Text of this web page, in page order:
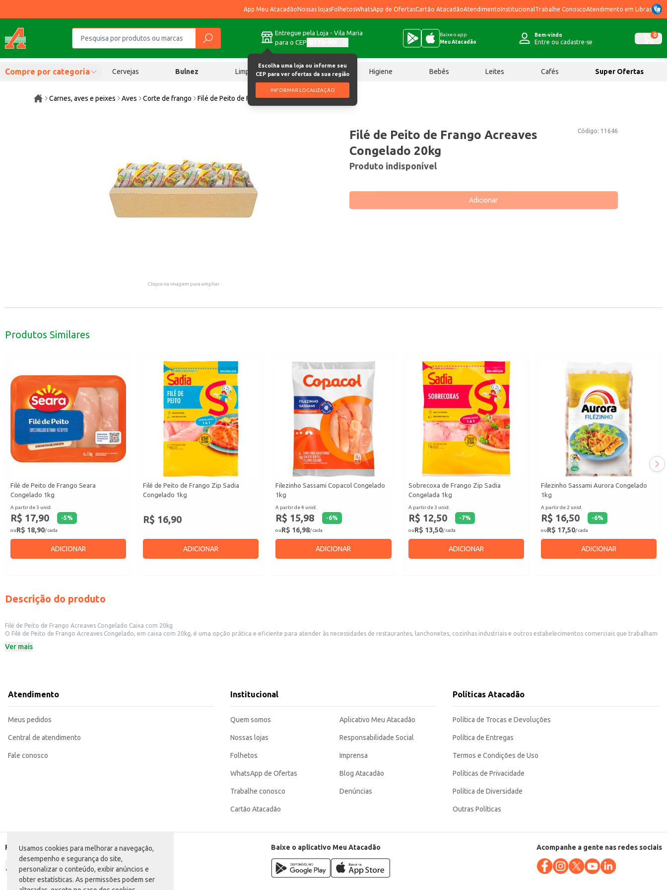
Usamos cookies para melhorar a navegação,
desempenho e segurança do site,
personalizar o conteúdo, exibir anúncios e
obter estatísticas. As permissões podem ser
App Meu AtacadãoNossas lojasFolhetosWhatsApp de OfertasCartão AtacadãoAtendimentoInstitucional Trabalhe ConoscoAtendimento em Libras
Entregue pela Loja - Vila Maria
para o CEP
Escolha uma loja ou informe seu
CEP para ver ofertas da sua região
INFORMAR LOCALIZAÇÃO
Baixe o app
Meu Atacadão
Bem-vindo
Entre ou cadastre-se
0
Compre por categoria Cervejas Bulnez Limpeza Chocolates Higiene Bebês Leites Cafés Super Ofertas
Carnes, aves e peixes Aves Corte de frango Filé de Peito de Frango Acreaves Congelado 20kg
Clique na imagem para ampliar.
Código: 11646
Filé de Peito de Frango Acreaves
Congelado 20kg
Produto indisponível
Adicionar
Produtos Similares
Filé de Peito de Frango Seara
Congelado 1kg
A partir de 3 unid.
R$ 17,90 -5%
ouR$ 18,90/ cada
ADICIONAR
Filé de Peito de Frango Zip Sadia
Congelado 1kg
R$ 16,90
ADICIONAR
Filezinho Sassami Copacol Congelado
1kg
A partir de 4 unid.
R$ 15,98 -6%
ouR$ 16,98/ cada
ADICIONAR
Sobrecoxa de Frango Zip Sadia
Congelada 1kg
A partir de 3 unid.
R$ 12,50 -7%
ouR$ 13,50/ cada
ADICIONAR
Filezinho Sassami Aurora Congelado
1kg
A partir de 2 unid.
R$ 16,50 -6%
ouR$ 17,50/ cada
ADICIONAR
Descrição do produto
Filé de Peito de Frango Acreaves Congelado Caixa com 20kg
O Filé de Peito de Frango Acreaves Congelado, em caixa com 20kg, é uma opção prática e eficiente para atender às necessidades de restaurantes, lanchonetes, cozinhas industriais e outros estabelecimentos comerciais que trabalham
mantendo a qualidade do produto.
O Filé de Peito de Frango Acreaves Congelado oferece praticidade e rendimento, contribuindo para a eficiência da sua operação, seja na produção de refeições ou na revenda do produto. Sua apresentação em caixa de 20kg otimiza o
espaço de armazenamento e o processo de preparo.
Departamento: Carnes, aves e peixes
Conteúdo: 20kg
Ver mais
Atendimento
Meus pedidos
Central de atendimento
Fale conosco
Institucional
Quem somos
Nossas lojas
Folhetos
WhatsApp de Ofertas
Trabalhe conosco
Cartão Atacadão
Aplicativo Meu Atacadão
Responsabilidade Social
Imprensa
Blog Atacadão
Denúncias
Políticas Atacadão
Política de Trocas e Devoluções
Política de Entregas
Termos e Condições de Uso
Políticas de Privacidade
Política de Diversidade
Outras Políticas
Formas de pagamento Baixe o aplicativo Meu Atacadão Acompanhe a gente nas redes sociais